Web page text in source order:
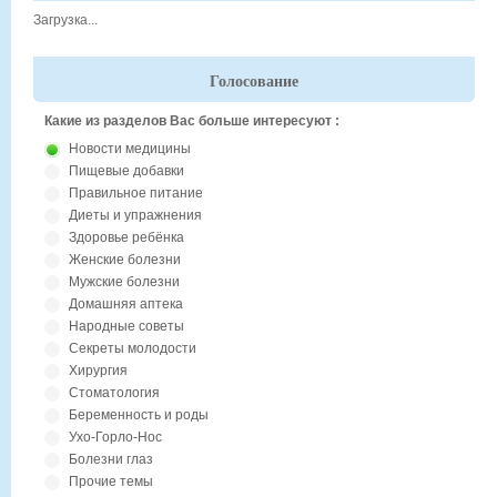
Загрузка...
Голосование
Какие из разделов Вас больше интересуют :
Новости медицины
Пищевые добавки
Правильное питание
Диеты и упражнения
Здоровье ребёнка
Женские болезни
Мужские болезни
Домашняя аптека
Народные советы
Секреты молодости
Хирургия
Стоматология
Беременность и роды
Ухо-Горло-Нос
Болезни глаз
Прочие темы